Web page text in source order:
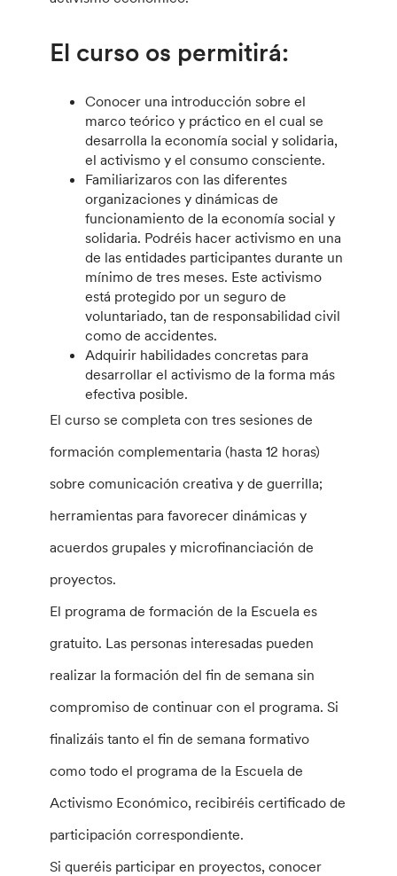
El curso os permitirá:
Conocer una introducción sobre el
marco teórico y práctico en el cual se
desarrolla la economía social y solidaria,
el activismo y el consumo consciente.
Familiarizaros con las diferentes
organizaciones y dinámicas de
funcionamiento de la economía social y
solidaria. Podréis hacer activismo en una
de las entidades participantes durante un
mínimo de tres meses. Este activismo
está protegido por un seguro de
voluntariado, tan de responsabilidad civil
como de accidentes.
Adquirir habilidades concretas para
desarrollar el activismo de la forma más
efectiva posible.
El curso se completa con tres sesiones de
formación complementaria (hasta 12 horas)
sobre comunicación creativa y de guerrilla;
herramientas para favorecer dinámicas y
acuerdos grupales y microfinanciación de
proyectos.
El programa de formación de la Escuela es
gratuito. Las personas interesadas pueden
realizar la formación del fin de semana sin
compromiso de continuar con el programa. Si
finalizáis tanto el fin de semana formativo
como todo el programa de la Escuela de
Activismo Económico, recibiréis certificado de
participación correspondiente.
Si queréis participar en proyectos, conocer